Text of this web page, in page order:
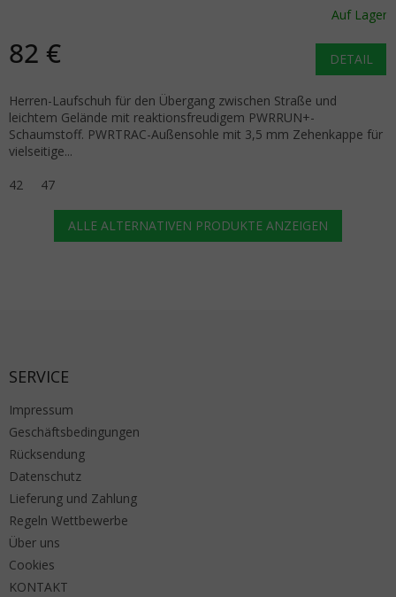
Auf Lager
82 € DETAIL
Herren-Laufschuh für den Übergang zwischen Straße und
leichtem Gelände mit reaktionsfreudigem PWRRUN+-
Schaumstoff. PWRTRAC-Außensohle mit 3,5 mm Zehenkappe für
vielseitige...
42
47
ALLE ALTERNATIVEN PRODUKTE ANZEIGEN
SERVICE
Impressum
Geschäftsbedingungen
Rücksendung
Datenschutz
Lieferung und Zahlung
Regeln Wettbewerbe
Über uns
Cookies
KONTAKT